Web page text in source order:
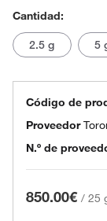
Cantidad:
2.5 g 5
Código de
Proveedor
N.º de
850.00€ / 25